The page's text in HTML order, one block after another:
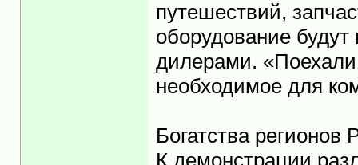
путешествий,
оборудование
дилерами.
необходимое для
Богатства регионов
К демонстрации